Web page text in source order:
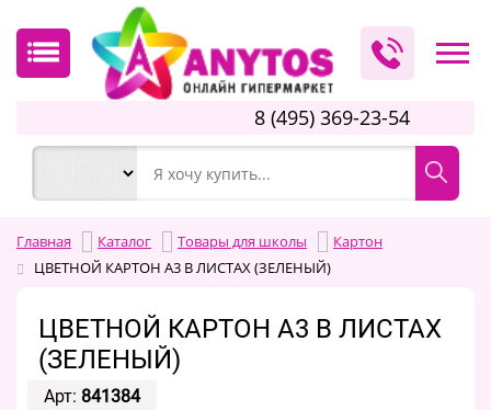
8 (495) 369-23-54
Главная Каталог Товары для школы
Картон
ЦВЕТНОЙ КАРТОН А3 В ЛИСТАХ (ЗЕЛЕНЫЙ)
ЦВЕТНОЙ КАРТОН А3 В ЛИСТАХ
(ЗЕЛЕНЫЙ)
Арт: 841384